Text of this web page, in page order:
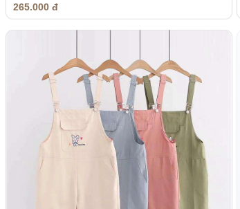
265.000 đ